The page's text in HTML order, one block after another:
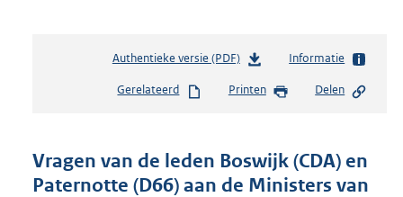
Authentieke versie (PDF)b
s
d
s
Informatie
Gerelateerd Printen Delen
Vragen van de leden Boswijk (CDA) en
Paternotte (D66) aan de Ministers van